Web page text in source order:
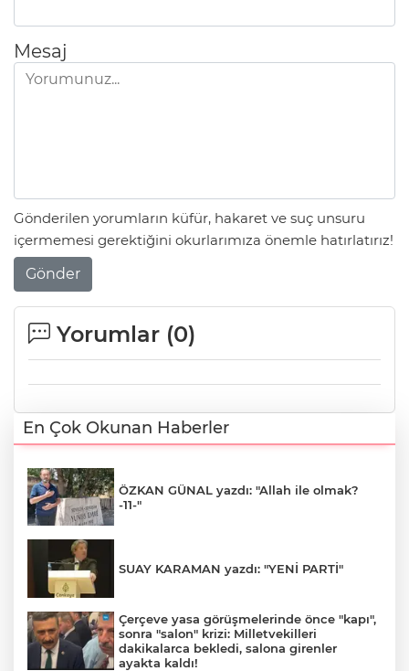
Mesaj
Gönderilen yorumların küfür, hakaret ve suç unsuru
içermemesi gerektiğini okurlarımıza önemle hatırlatırız!
Gönder
Yorumlar (0)
En Çok Okunan Haberler
ÖZKAN GÜNAL yazdı: "Allah ile olmak?
-11-"
SUAY KARAMAN yazdı: "YENİ PARTİ"
Çerçeve yasa görüşmelerinde önce "kapı",
sonra "salon" krizi: Milletvekilleri
dakikalarca bekledi, salona girenler
ayakta kaldı!